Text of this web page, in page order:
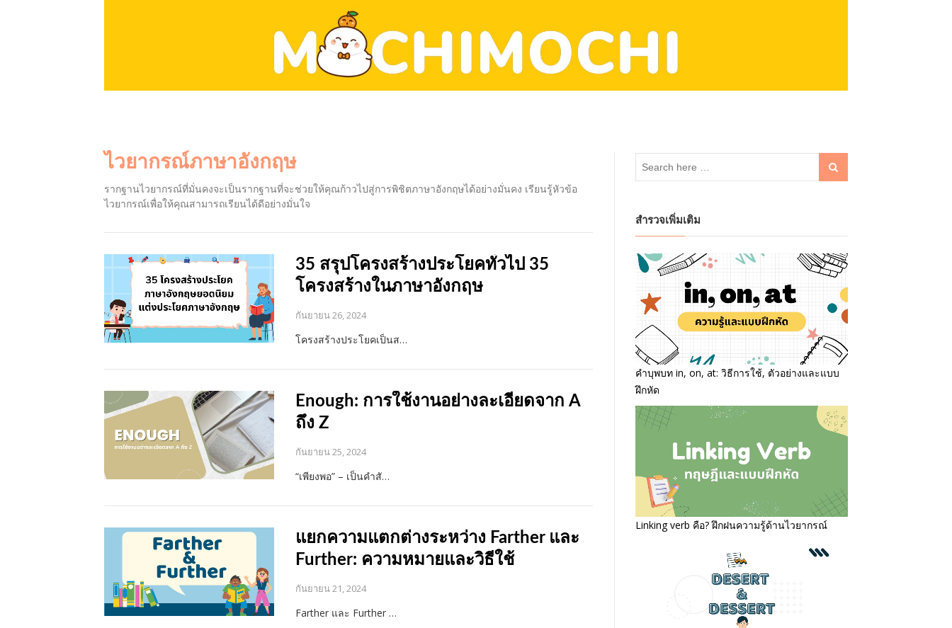
ไวยากรณ์ภาษาอังกฤษ
รากฐานไวยากรณ์ที่มั่นคงจะเป็นรากฐานที่จะช่วยให้คุณก้าวไปสู่การพิชิตภาษาอังกฤษได้อย่างมั่นคง เรียนรู้หัวข้อ
ไวยากรณ์เพื่อให้คุณสามารถเรียนได้ดีอย่างมั่นใจ
35 สรุปโครงสร้างประโยคทั่วไป 35
โครงสร้างในภาษาอังกฤษ
กันยายน 26, 2024
โครงสร้างประโยคเป็นส…
Enough: การใช้งานอย่างละเอียดจาก A
ถึง Z
กันยายน 25, 2024
“เพียงพอ” – เป็นคำสั…
แยกความแตกต่างระหว่าง Farther และ
Further: ความหมายและวิธีใช้
กันยายน 21, 2024
Farther และ Further …
สำรวจเพิ่มเติม
คำบุพบท in, on, at: วิธีการใช้, ตัวอย่างและแบบ
ฝึกหัด
Linking verb คือ? ฝึกฝนความรู้ด้านไวยากรณ์